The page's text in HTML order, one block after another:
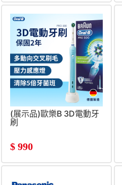
(展示品)歐樂B 3D電動牙
刷
$ 990